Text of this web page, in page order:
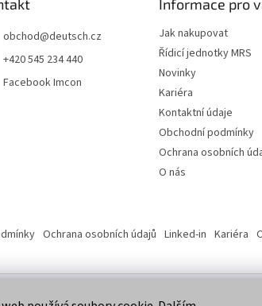
obchod@deutsch.cz
+420 545 234 440
Facebook Imcon
Informace pro
Jak nakupovat
Řídicí jednotky MRS
Novinky
Kariéra
Kontaktní údaje
Obchodní podmínky
Ochrana osobních
O nás
Ochrana osobních údajů Linked-in Kariéra